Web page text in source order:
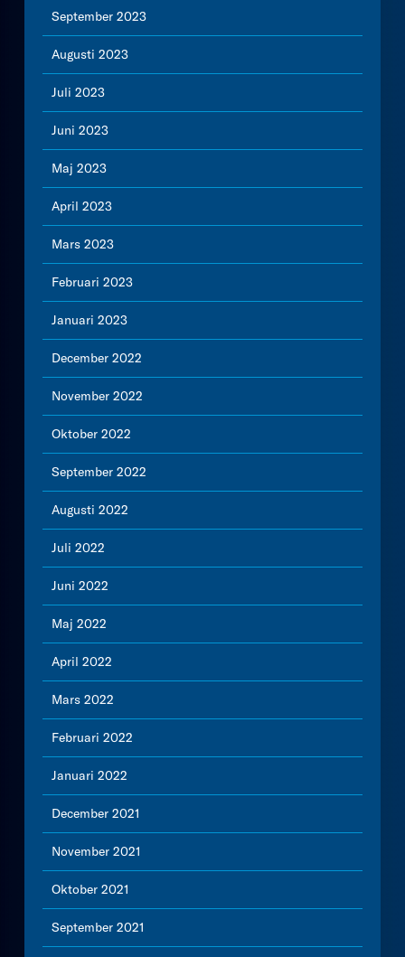
September 2023
Augusti 2023
Juli 2023
Juni 2023
Maj 2023
April 2023
Mars 2023
Februari 2023
Januari 2023
December 2022
November 2022
Oktober 2022
September 2022
Augusti 2022
Juli 2022
Juni 2022
Maj 2022
April 2022
Mars 2022
Februari 2022
Januari 2022
December 2021
November 2021
Oktober 2021
September 2021